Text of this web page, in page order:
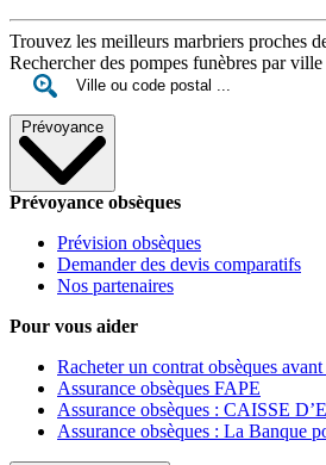
Trouvez les meilleurs marbriers proches
Rechercher des pompes funèbres par
Prévoyance
Prévoyance obsèques
Prévision obsèques
Demander des devis comparatifs
Nos partenaires
Pour vous aider
Racheter un contrat obsèques
Assurance obsèques FAPE
Assurance obsèques : CAISSE
Assurance obsèques : La Banque